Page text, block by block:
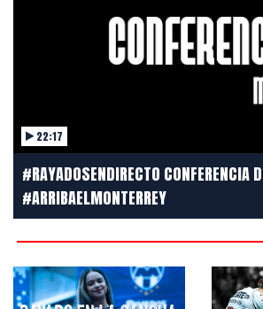
22:17
#RAYADOSENDIRECTO CONFERENCIA
#ARRIBAELMONTERREY